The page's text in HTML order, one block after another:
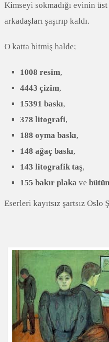
Kimseyi sokmadığı evinin
arkadaşları şaşırıp kaldı.
O katta bitmiş halde;
1008 resim,
4443 çizim,
15391 baskı,
378 litografi,
188 oyma baskı,
148 ağaç baskı,
143 litografik taş,
155 bakır plaka ve
Eserleri kayıtsız şartsız Oslo